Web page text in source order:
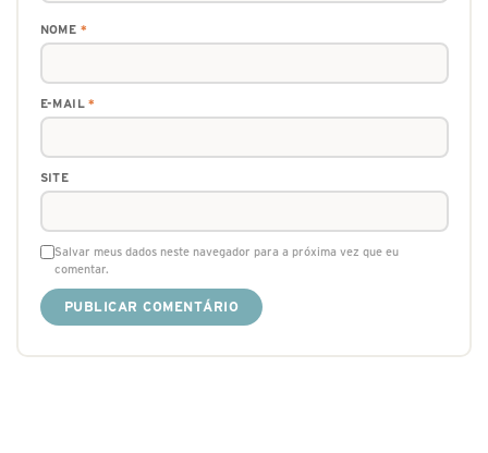
NOME *
E-MAIL*
SITE
Salvar meus dados neste navegador para a próxima vez que eu
comentar.